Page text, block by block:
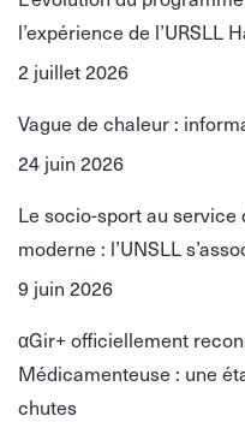
l’expérience de l’URSLL
2 juillet 2026
Vague de chaleur :
24 juin 2026
Le socio-sport au service
moderne : l’UNSLL
9 juin 2026
αGir+ officiellement
Médicamenteuse : une
chutes